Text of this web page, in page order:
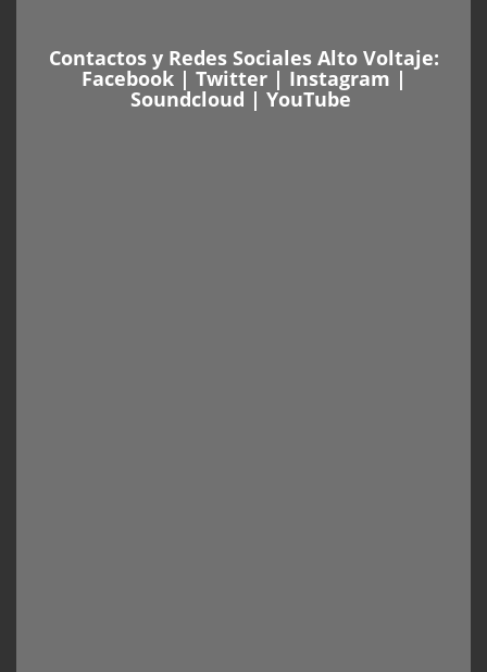
Contactos y Redes Sociales Alto Voltaje:
Facebook| Twitter| Instagram |
Soundcloud | YouTube